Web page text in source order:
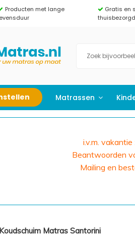
Producten met lange
Gratis en
thuisbezorgd
Matrassen
i.v.m.
Beantwoorden
Mailing en
Koudschuim Matras Santorini